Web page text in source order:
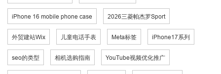
iPhone 16 mobile phone case 2026三菱帕杰罗Sport
外贸建站Wix 儿童电话手表 Meta标签 iPhone17系列
seo的类型 相机选购指南 YouTube视频优化推广